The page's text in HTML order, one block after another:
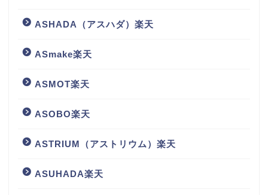
ASHADA（アスハダ）楽天
ASmake楽天
ASMOT楽天
ASOBO楽天
ASTRIUM（アストリウム）楽天
ASUHADA楽天